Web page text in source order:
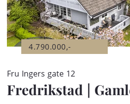
4.790.000,-
Fru Ingers gate 12
Fredrikstad |